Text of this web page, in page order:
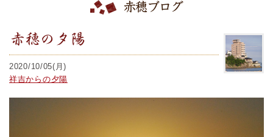
赤穂ブログ
赤穂の夕陽
2020/10/05(月)
祥吉からの夕陽